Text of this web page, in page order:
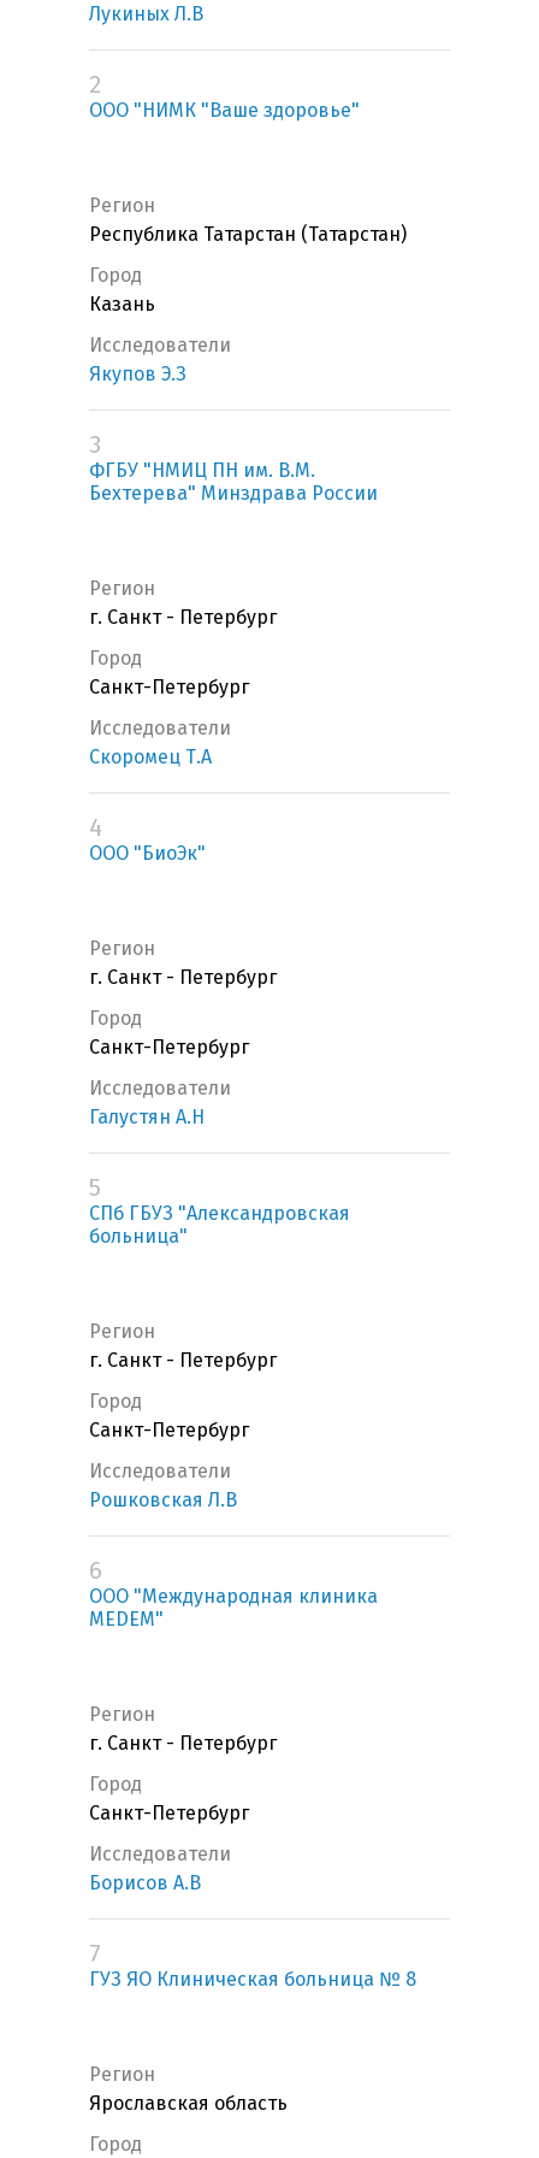
Лукиных Л.В
2
ООО "НИМК "Ваше здоровье"
Регион
Республика Татарстан (Татарстан)
Город
Казань
Исследователи
Якупов Э.З
3
ФГБУ "НМИЦ ПН им. В.М.
Бехтерева" Минздрава России
Регион
г. Санкт - Петербург
Город
Санкт-Петербург
Исследователи
Скоромец Т.А
4
ООО "БиоЭк"
Регион
г. Санкт - Петербург
Город
Санкт-Петербург
Исследователи
Галустян А.Н
5
СПб ГБУЗ "Александровская
больница"
Регион
г. Санкт - Петербург
Город
Санкт-Петербург
Исследователи
Рошковская Л.В
6
ООО "Международная клиника
MEDEM"
Регион
г. Санкт - Петербург
Город
Санкт-Петербург
Исследователи
Борисов А.В
7
ГУЗ ЯО Клиническая больница № 8
Регион
Ярославская область
Город